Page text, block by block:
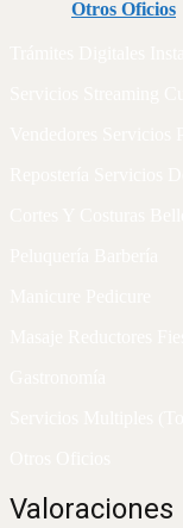
Otros Oficios
Valoraciones